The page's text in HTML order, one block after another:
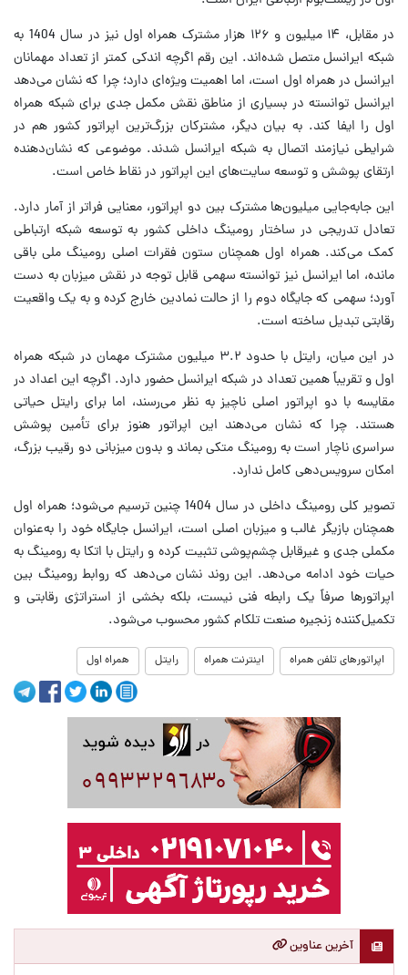
در مقابل، ۱۴ میلیون و ۱۲۶ هزار مشترک همراه اول نیز در سال 1404 به
شبکه ایرانسل متصل شده‌اند. این رقم اگرچه اندکی کمتر از تعداد مهمانان
ایرانسل در همراه اول است، اما اهمیت ویژه‌ای دارد؛ چرا که نشان می‌دهد
ایرانسل توانسته در بسیاری از مناطق نقش مکمل جدی برای شبکه همراه
اول را ایفا کند. به بیان دیگر، مشترکان بزرگ‌ترین اپراتور کشور هم در
شرایطی نیازمند اتصال به شبکه ایرانسل شدند. موضوعی که نشان‌دهنده
ارتقای پوشش و توسعه سایت‌های این اپراتور در نقاط خاص است.
این جابه‌جایی میلیون‌ها مشترک بین دو اپراتور، معنایی فراتر از آمار دارد.
تعادل تدریجی در ساختار رومینگ داخلی کشور به توسعه شبکه ارتباطی
کمک می‌کند. همراه اول همچنان ستون فقرات اصلی رومینگ ملی باقی
مانده، اما ایرانسل نیز توانسته سهمی قابل توجه در نقش میزبان به دست
آورد؛ سهمی که جایگاه دوم را از حالت نمادین خارج کرده و به یک واقعیت
رقابتی تبدیل ساخته است.
در این میان، رایتل با حدود ۳.۲ میلیون مشترک مهمان در شبکه همراه
اول و تقریباً همین تعداد در شبکه ایرانسل حضور دارد. اگرچه این اعداد در
مقایسه با دو اپراتور اصلی ناچیز به نظر می‌رسند، اما برای رایتل حیاتی
هستند. چرا که نشان می‌دهند این اپراتور هنوز برای تأمین پوشش
سراسری ناچار است به رومینگ متکی بماند و بدون میزبانی دو رقیب بزرگ،
امکان سرویس‌دهی کامل ندارد.
تصویر کلی رومینگ داخلی در سال 1404 چنین ترسیم می‌شود؛ همراه اول
همچنان بازیگر غالب و میزبان اصلی است، ایرانسل جایگاه خود را به‌عنوان
مکملی جدی و غیرقابل چشم‌پوشی تثبیت کرده و رایتل با اتکا به رومینگ به
حیات خود ادامه می‌دهد. این روند نشان می‌دهد که روابط رومینگ بین
اپراتورها صرفاً یک رابطه فنی نیست، بلکه بخشی از استراتژی رقابتی و
تکمیل‌کننده زنجیره صنعت تلکام کشور محسوب می‌شود.
اپراتورهای تلفن همراه اینترنت همراه رایتل همراه اول
آخرین عناوین